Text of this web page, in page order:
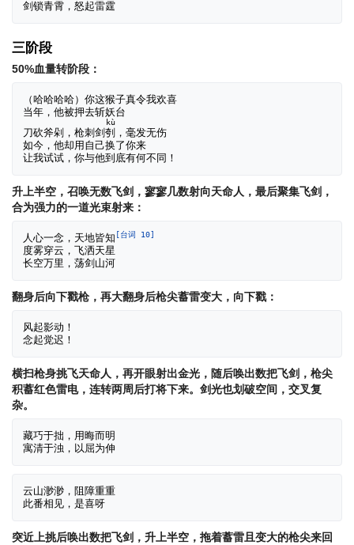
三阶段
50%血量转阶段：
（哈哈哈哈）你这猴子真令我欢喜
当年，他被押去斩妖台
刀砍斧剁，枪刺剑 刳
kù
，毫发无伤
如今，他却用自己换了你来
升上半空，召唤无数飞剑，寥寥几数射向天命人，最后聚集飞剑，
合为强力的一道光束射来：
人心一念，天地皆知 [台词 10]
度雾穿云，飞洒天星
翻身后向下戳枪，再大翻身后枪尖蓄雷变大，向下戳：
风起影动！
横扫枪身挑飞天命人，再开眼射出金光，随后唤出数把飞剑，枪尖
积蓄红色雷电，连转两周后打将下来。剑光也划破空间，交叉复
杂。
藏巧于拙，用晦而明
云山渺渺，阻障重重
突近上挑后唤出数把飞剑，升上半空，拖着蓄雷且变大的枪尖来回